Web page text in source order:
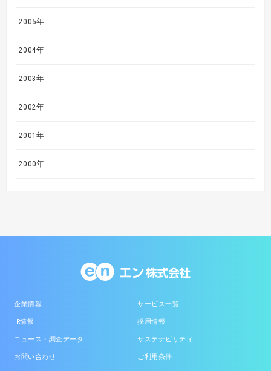
2005年
2004年
2003年
2002年
2001年
2000年
企業情報 サービス一覧
IR情報 採用情報
ニュース・調査データ サステナビリティ
お問い合わせ ご利用条件